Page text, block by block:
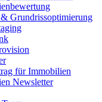
Grundrissoptimierung
für Immobilien
Newsletter